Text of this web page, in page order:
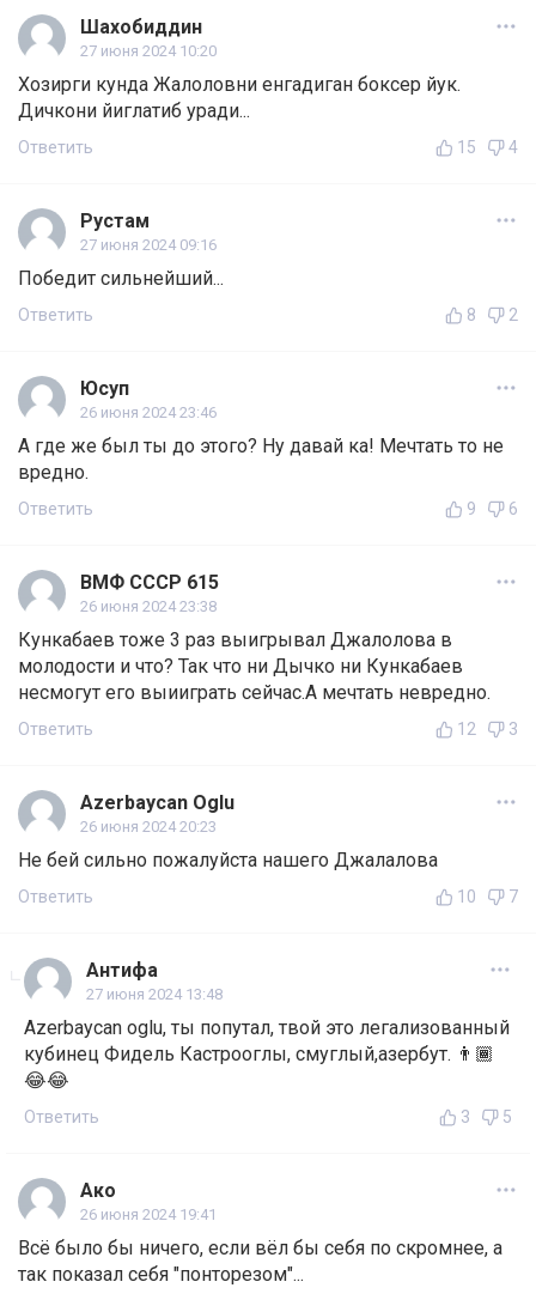
Шахобиддин
27 июня 2024 10:20
Хозирги кунда Жалоловни енгадиган боксер йук.
Дичкони йиглатиб уради...
Ответить 15 4
Рустам
27 июня 2024 09:16
Победит сильнейший...
Ответить 8 2
Юсуп
26 июня 2024 23:46
А где же был ты до этого? Ну давай ка! Мечтать то не
вредно.
Ответить 9 6
ВМФ СССР 615
26 июня 2024 23:38
Кункабаев тоже 3 раз выигрывал Джалолова в
молодости и что? Так что ни Дычко ни Кункабаев
несмогут его выииграть сейчас.А мечтать невредно.
Ответить 12 3
Azerbaycan Oglu
26 июня 2024 20:23
Не бей сильно пожалуйста нашего Джалалова
Ответить 10 7
Антифа
27 июня 2024 13:48
Azerbaycan oglu, ты попутал, твой это легализованный
кубинец Фидель Кастрооглы, смуглый,азербут. 👨🏾
😂😂
Ответить 3 5
Ако
26 июня 2024 19:41
Всё было бы ничего, если вёл бы себя по скромнее, а
так показал себя "понторезом"...